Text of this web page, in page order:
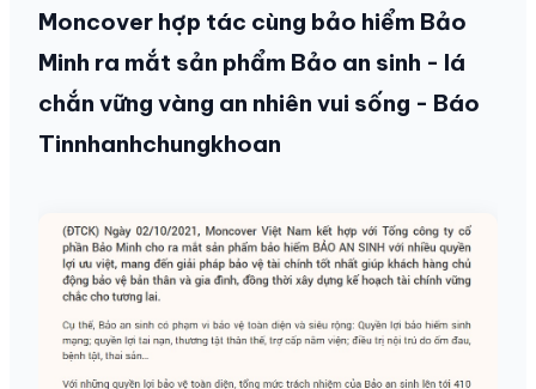
Moncover hợp tác cùng bảo hiểm Bảo
Minh ra mắt sản phẩm Bảo an sinh - lá
chắn vững vàng an nhiên vui sống - Báo
Tinnhanhchungkhoan